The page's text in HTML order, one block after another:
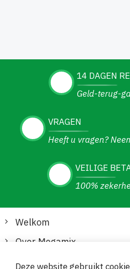
14 DAGEN
Geld-terug-
VRAGEN
Heeft u vragen?
VEILIGE
100%
Welkom
Over Megamix
Informatie
Deze website gebruikt